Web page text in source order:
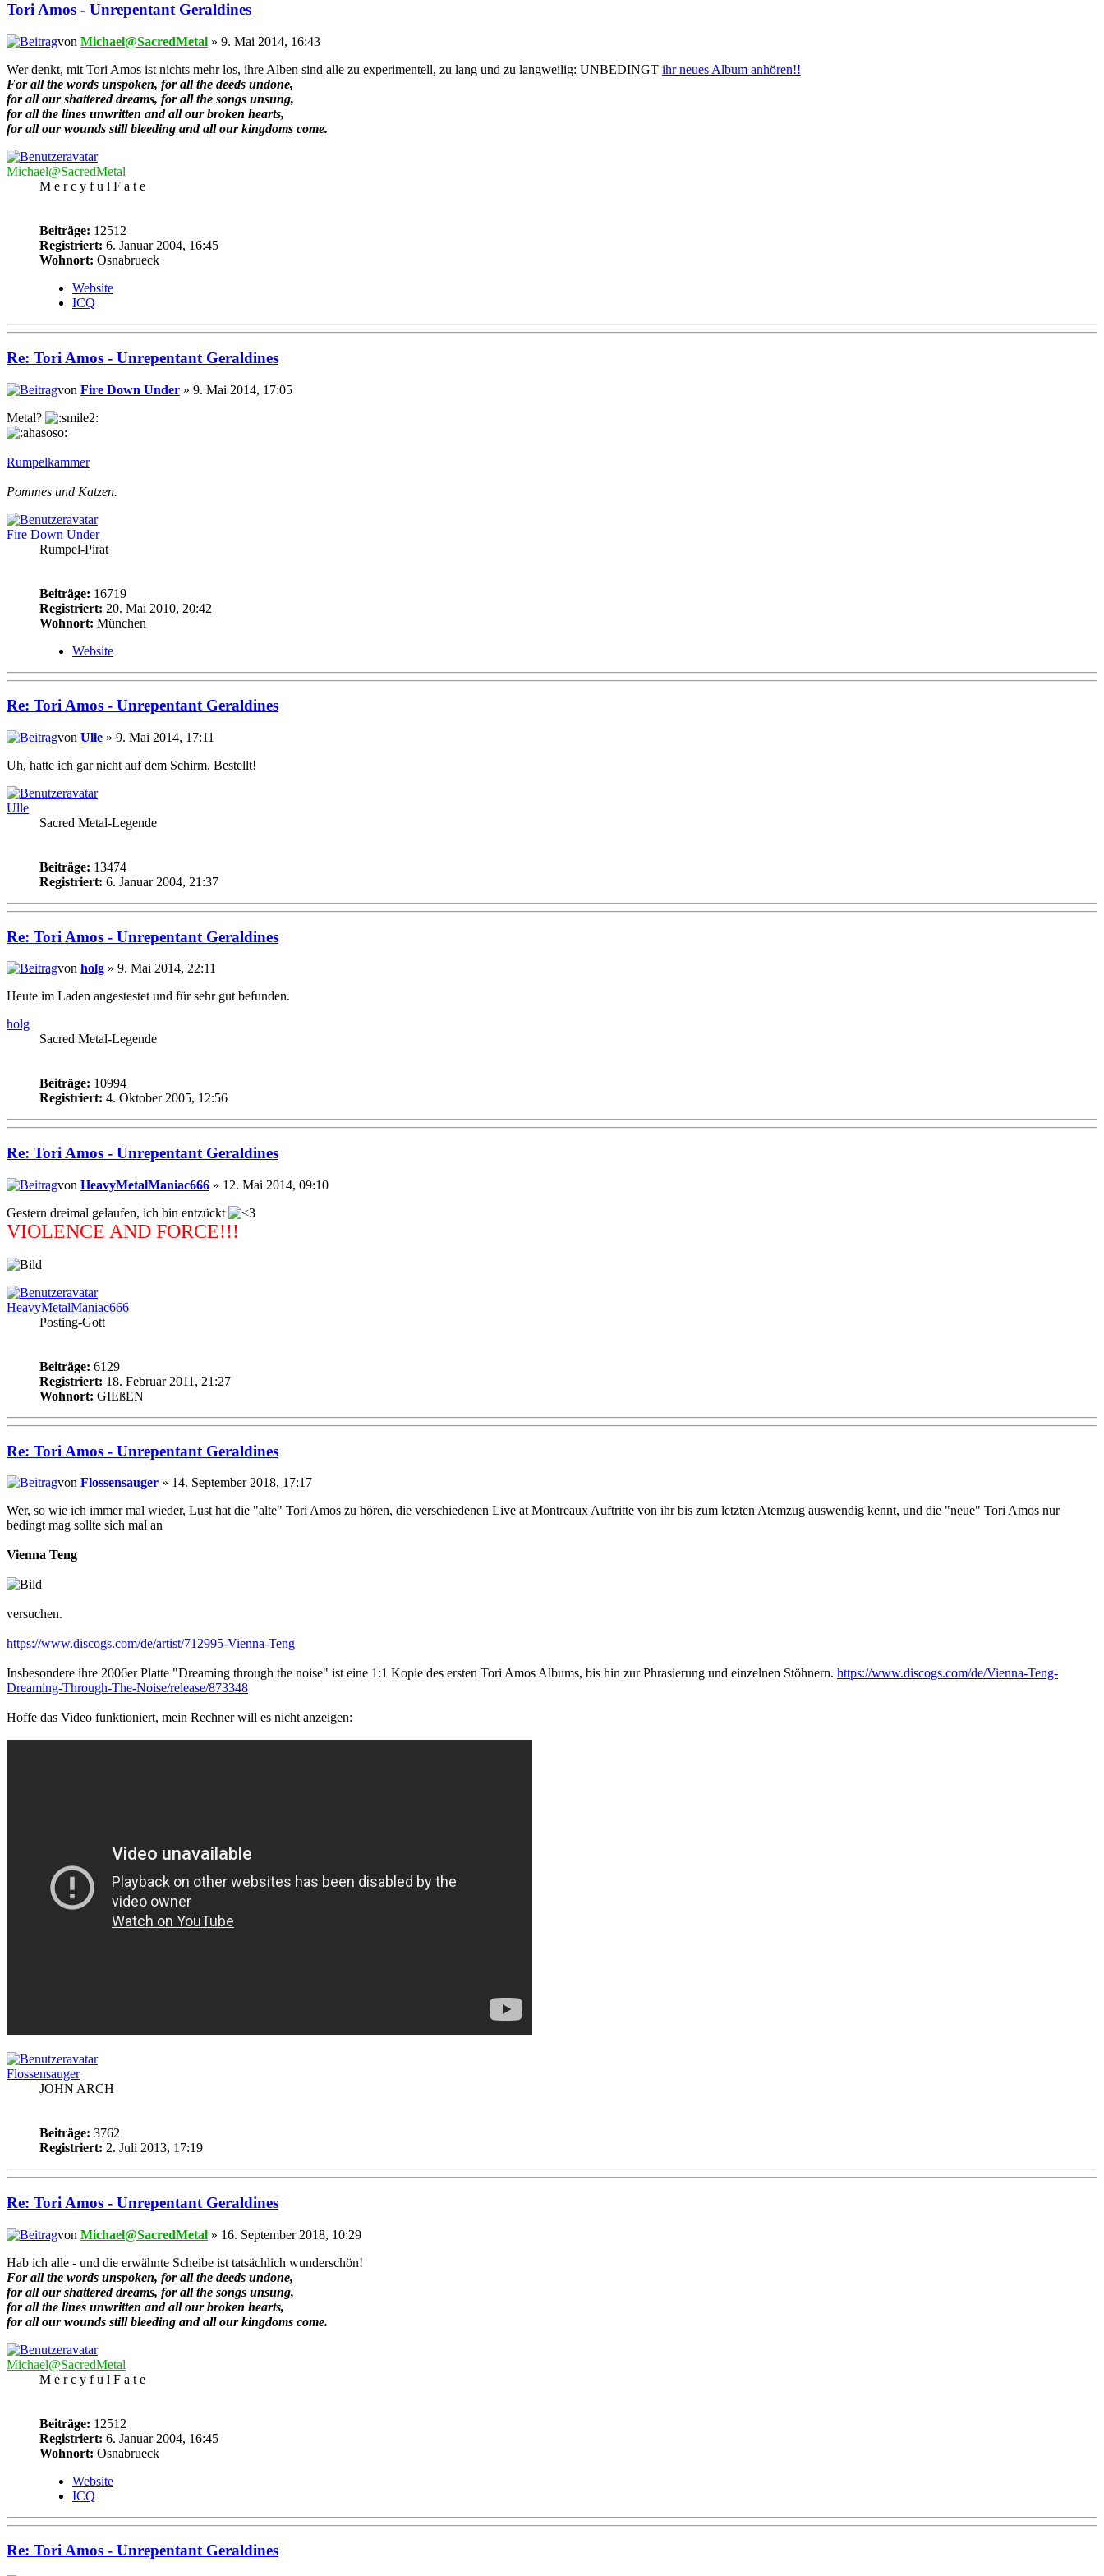
Tori Amos - Unrepentant Geraldines
von Michael@SacredMetal » 9. Mai 2014, 16:43
Wer denkt, mit Tori Amos ist nichts mehr los, ihre Alben sind alle zu experimentell, zu lang und zu langweilig: UNBEDINGT ihr neues Album anhören!!
For all the words unspoken, for all the deeds undone,
for all our shattered dreams, for all the songs unsung,
for all the lines unwritten and all our broken hearts,
for all our wounds still bleeding and all our kingdoms come.
Michael@SacredMetal
M e r c y f u l F a t e
Beiträge: 12512
Registriert: 6. Januar 2004, 16:45
Wohnort: Osnabrueck
Website
ICQ
Re: Tori Amos - Unrepentant Geraldines
von Fire Down Under » 9. Mai 2014, 17:05
Metal?
Rumpelkammer
Pommes und Katzen.
Fire Down Under
Rumpel-Pirat
Beiträge: 16719
Registriert: 20. Mai 2010, 20:42
Wohnort: München
Website
Re: Tori Amos - Unrepentant Geraldines
von Ulle » 9. Mai 2014, 17:11
Uh, hatte ich gar nicht auf dem Schirm. Bestellt!
Ulle
Sacred Metal-Legende
Beiträge: 13474
Registriert: 6. Januar 2004, 21:37
Re: Tori Amos - Unrepentant Geraldines
von holg » 9. Mai 2014, 22:11
Heute im Laden angestestet und für sehr gut befunden.
holg
Sacred Metal-Legende
Beiträge: 10994
Registriert: 4. Oktober 2005, 12:56
Re: Tori Amos - Unrepentant Geraldines
von HeavyMetalManiac666 » 12. Mai 2014, 09:10
Gestern dreimal gelaufen, ich bin entzückt
VIOLENCE AND FORCE!!!
HeavyMetalManiac666
Posting-Gott
Beiträge: 6129
Registriert: 18. Februar 2011, 21:27
Wohnort: GIEßEN
Re: Tori Amos - Unrepentant Geraldines
von Flossensauger » 14. September 2018, 17:17
Wer, so wie ich immer mal wieder, Lust hat die "alte" Tori Amos zu hören, die verschiedenen Live at Montreaux Auftritte von ihr bis zum letzten Atemzug auswendig kennt, und die "neue" Tori Amos nur
bedingt mag sollte sich mal an
Vienna Teng
versuchen.
https://www.discogs.com/de/artist/712995-Vienna-Teng
Insbesondere ihre 2006er Platte "Dreaming through the noise" ist eine 1:1 Kopie des ersten Tori Amos Albums, bis hin zur Phrasierung und einzelnen Stöhnern. https://www.discogs.com/de/Vienna-Teng-
Dreaming-Through-The-Noise/release/873348
Hoffe das Video funktioniert, mein Rechner will es nicht anzeigen:
Flossensauger
JOHN ARCH
Beiträge: 3762
Registriert: 2. Juli 2013, 17:19
Re: Tori Amos - Unrepentant Geraldines
von Michael@SacredMetal » 16. September 2018, 10:29
Hab ich alle - und die erwähnte Scheibe ist tatsächlich wunderschön!
For all the words unspoken, for all the deeds undone,
for all our shattered dreams, for all the songs unsung,
for all the lines unwritten and all our broken hearts,
for all our wounds still bleeding and all our kingdoms come.
Michael@SacredMetal
M e r c y f u l F a t e
Beiträge: 12512
Registriert: 6. Januar 2004, 16:45
Wohnort: Osnabrueck
Website
ICQ
Re: Tori Amos - Unrepentant Geraldines